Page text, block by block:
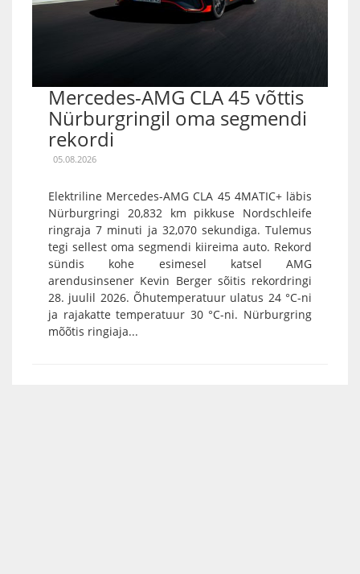
Mercedes-AMG CLA 45 võttis
Nürburgringil oma segmendi
rekordi
05.08.2026
Elektriline Mercedes-AMG CLA 45 4MATIC+ läbis
Nürburgringi 20,832 km pikkuse Nordschleife
ringraja 7 minuti ja 32,070 sekundiga. Tulemus
tegi sellest oma segmendi kiireima auto. Rekord
sündis kohe esimesel katsel AMG
arendusinsener Kevin Berger sõitis rekordringi
28. juulil 2026. Õhutemperatuur ulatus 24 °C-ni
ja rajakatte temperatuur 30 °C-ni. Nürburgring
mõõtis ringiaja...